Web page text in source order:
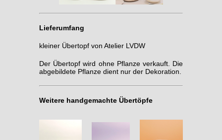
Lieferumfang
kleiner Übertopf von Atelier LVDW
Der Übertopf wird ohne Pflanze verkauft. Die
abgebildete Pflanze dient nur der Dekoration.
Weitere handgemachte Übertöpfe